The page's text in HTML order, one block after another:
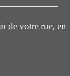
de votre rue, en